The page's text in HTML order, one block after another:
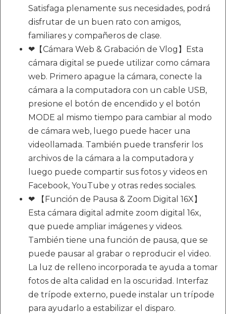
Satisfaga plenamente sus necesidades, podrá
disfrutar de un buen rato con amigos,
familiares y compañeros de clase.
❤【Cámara Web & Grabación de Vlog】Esta
cámara digital se puede utilizar como cámara
web. Primero apague la cámara, conecte la
cámara a la computadora con un cable USB,
presione el botón de encendido y el botón
MODE al mismo tiempo para cambiar al modo
de cámara web, luego puede hacer una
videollamada. También puede transferir los
archivos de la cámara a la computadora y
luego puede compartir sus fotos y videos en
Facebook, YouTube y otras redes sociales.
❤ 【Función de Pausa & Zoom Digital 16X】
Esta cámara digital admite zoom digital 16x,
que puede ampliar imágenes y videos.
También tiene una función de pausa, que se
puede pausar al grabar o reproducir el video.
La luz de relleno incorporada te ayuda a tomar
fotos de alta calidad en la oscuridad. Interfaz
de trípode externo, puede instalar un trípode
para ayudarlo a estabilizar el disparo.